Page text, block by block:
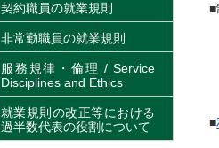
■
■
契約職員の就業規則
非常勤職員の就業規則
服務規律・倫理 / Service
Disciplines and Ethics
就業規則の改正等における
過半数代表の役割について